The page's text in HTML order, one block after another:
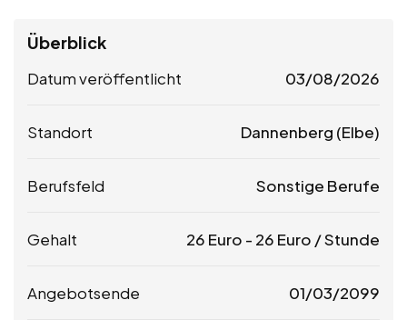
Überblick
Datum veröffentlicht 03/08/2026
Standort Dannenberg (Elbe)
Berufsfeld Sonstige Berufe
Gehalt 26 Euro - 26 Euro / Stunde
Angebotsende 01/03/2099